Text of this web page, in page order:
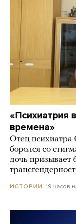
«Психиатрия
времена»
Отец психиатра
боролся со
дочь призывает
ИСТОРИИ 19 часов